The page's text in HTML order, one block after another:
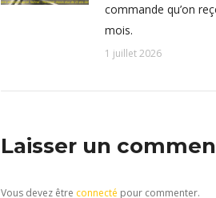
commande qu’on
mois.
1 juillet 2026
Laisser un
Vous devez être connecté pour commenter.